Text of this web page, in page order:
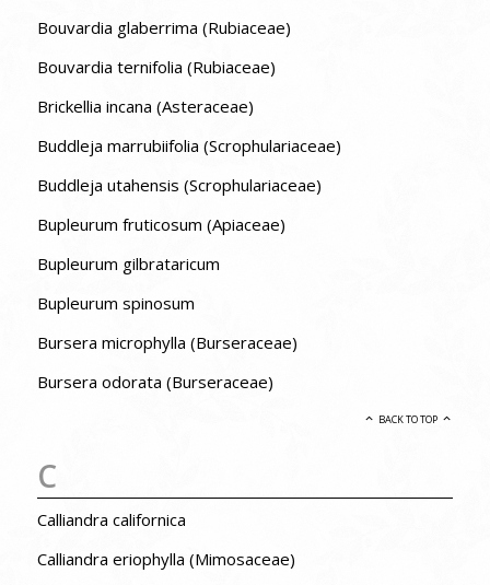
Bouvardia glaberrima (Rubiaceae)
Bouvardia ternifolia (Rubiaceae)
Brickellia incana (Asteraceae)
Buddleja marrubiifolia (Scrophulariaceae)
Buddleja utahensis (Scrophulariaceae)
Bupleurum fruticosum (Apiaceae)
Bupleurum gilbrataricum
Bupleurum spinosum
Bursera microphylla (Burseraceae)
Bursera odorata (Burseraceae)
BACK TO TOP
C
Calliandra californica
Calliandra eriophylla (Mimosaceae)